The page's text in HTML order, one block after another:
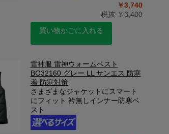
￥3,740
税抜 ￥3,400
買い物かごに入れる
雷神服 雷神ウォームベスト
BO32160 グレー LL サンエス 防寒
着 防寒対策
さまざまなジャケットにスマート
にフィット 衿無しインナー防寒ベ
スト